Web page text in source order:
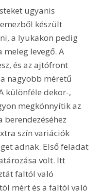
ugyanis
készült
a lyukakon pedig
levegő. A
és az ajtófront
nagyobb méretű
különféle dekor-,
megkönnyítik az
szín variációk
adnak. Első feladat
volt. Itt
faltól való
mért és a faltól való